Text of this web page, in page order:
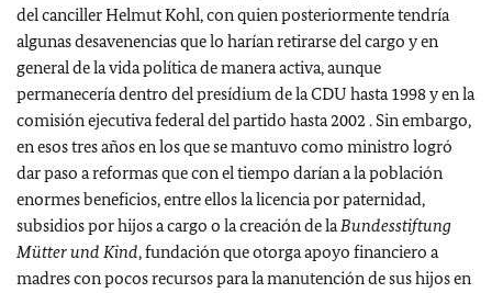
del canciller Helmut Kohl, con quien posteriormente tendría
algunas desavenencias que lo harían retirarse del cargo y en
general de la vida política de manera activa, aunque
permanecería dentro del presídium de la CDU hasta 1998 y en la
comisión ejecutiva federal del partido hasta 2002 . Sin embargo,
en esos tres años en los que se mantuvo como ministro logró
dar paso a reformas que con el tiempo darían a la población
enormes beneficios, entre ellos la licencia por paternidad,
subsidios por hijos a cargo o la creación de laBundesstiftung
Mütter und Kind, fundación que otorga apoyo financiero a
madres con pocos recursos para la manutención de sus hijos en